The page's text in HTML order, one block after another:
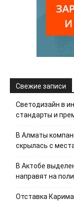
Свежие записи
Светодизайн в
стандарты и
В Алматы
скрылась с
В Актобе
направят на
Отставка